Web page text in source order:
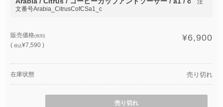
文番号Arabia_CitrusCofCSa1_c
販売価格(税別)
(税込¥7,590 )
¥6,900
在庫状態 売り切れ
売り切れ